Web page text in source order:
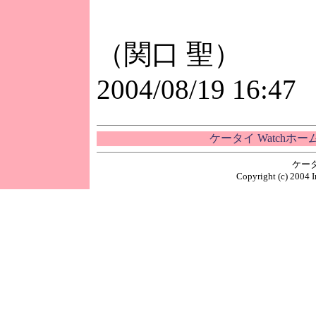
（関口 聖）
2004/08/19 16:47
ケータイ Watchホー
ケー
Copyright (c) 2004